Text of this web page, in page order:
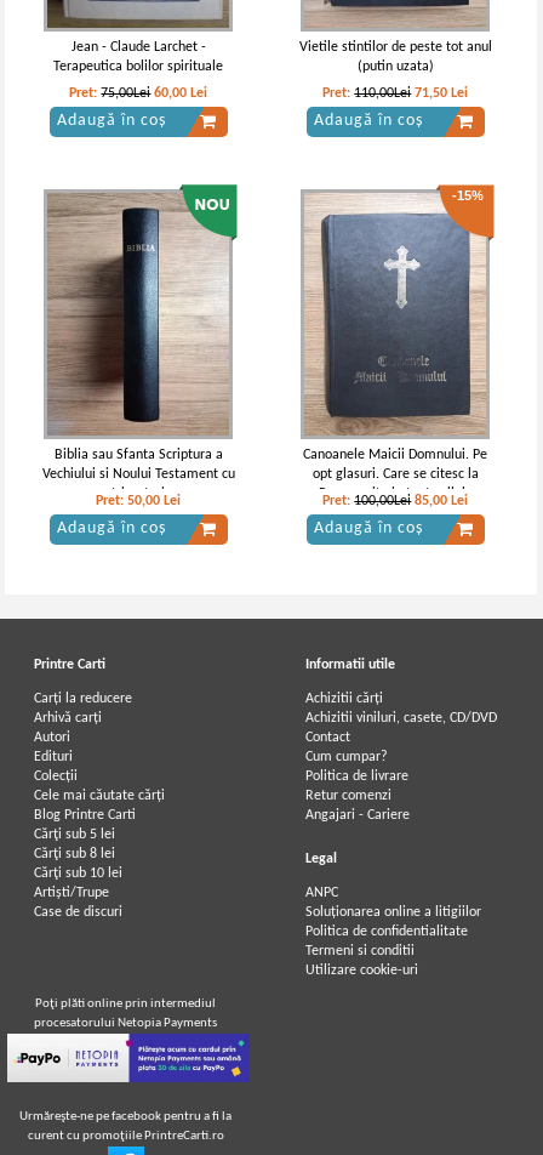
Jean - Claude Larchet -
Terapeutica bolilor spirituale
Pret:75,00Lei 60,00 Lei
Adaugă în coș
Vietile stintilor de peste tot anul
(putin uzata)
Pret:110,00Lei 71,50 Lei
Adaugă în coș
Biblia sau Sfanta Scriptura a
Vechiului si Noului Testament cu
trimeteri
Pret:50,00 Lei
Adaugă în coș
-15%
Canoanele Maicii Domnului. Pe
opt glasuri. Care se citesc la
Pavecernita in toate zilele
(1990)
Pret:100,00Lei 85,00 Lei
Adaugă în coș
Printre Carti
Carți la reducere
Arhivă carți
Autori
Edituri
Colecții
Cele mai căutate cărți
Blog Printre Carti
Cărţi sub 5 lei
Cărţi sub 8 lei
Cărţi sub 10 lei
Artiști/Trupe
Case de discuri
Informatii utile
Achizitii cărți
Achizitii viniluri, casete, CD/DVD
Contact
Cum cumpar?
Politica de livrare
Retur comenzi
Angajari - Cariere
Legal
ANPC
Soluționarea online a litigiilor
Politica de confidentialitate
Termeni si conditii
Utilizare cookie-uri
Poţi plăti online prin intermediul
procesatorului Netopia Payments
Urmăreşte-ne pe facebook pentru a fi la
curent cu promoţiile PrintreCarti.ro